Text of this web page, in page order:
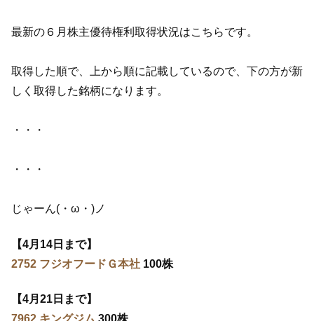
最新の６月株主優待権利取得状況はこちらです。
取得した順で、上から順に記載しているので、下の方が新
しく取得した銘柄になります。
・・・
・・・
じゃーん(・ω・)ノ
【4月14日まで】
2752 フジオフードＧ本社 100株
【4月21日まで】